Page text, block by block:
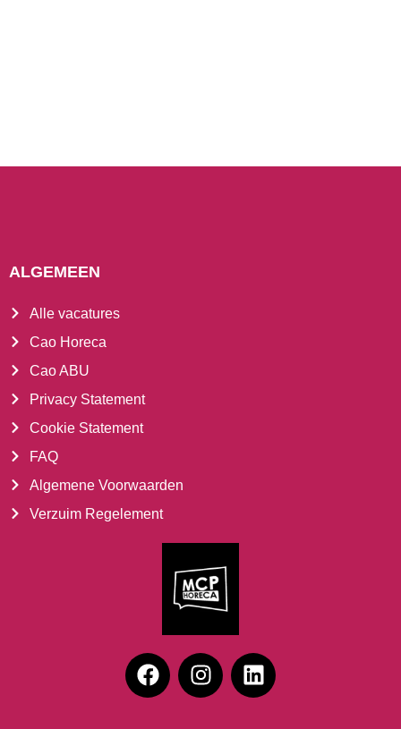
ALGEMEEN
Alle vacatures
Cao Horeca
Cao ABU
Privacy Statement
Cookie Statement
FAQ
Algemene Voorwaarden
Verzuim Regelement